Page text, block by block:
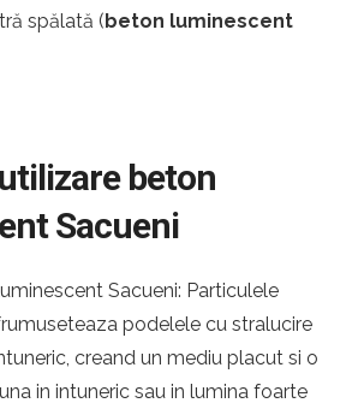
spălată (beton luminescent
beton
Sacueni
Sacueni: Particulele
podelele cu stralucire
creand un mediu placut si o
in intuneric sau in lumina foarte